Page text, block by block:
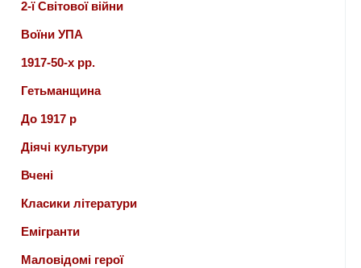
2-ї Світової війни
Воїни УПА
1917-50-х рр.
Гетьманщина
До 1917 р
Діячі культури
Вчені
Класики літератури
Емігранти
Маловідомі герої